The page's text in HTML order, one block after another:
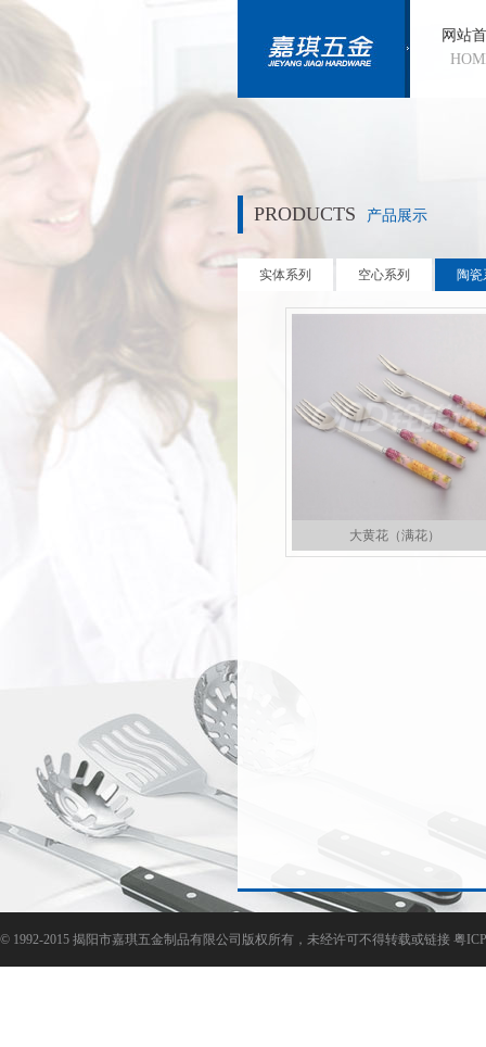
网站
PRODUCTS 产品展示
实体系列 空心系列 陶瓷
大黄花（满花）
© 1992-2015 揭阳市嘉琪五金制品有限公司版权所有，未经许可不得转载或链接 粤